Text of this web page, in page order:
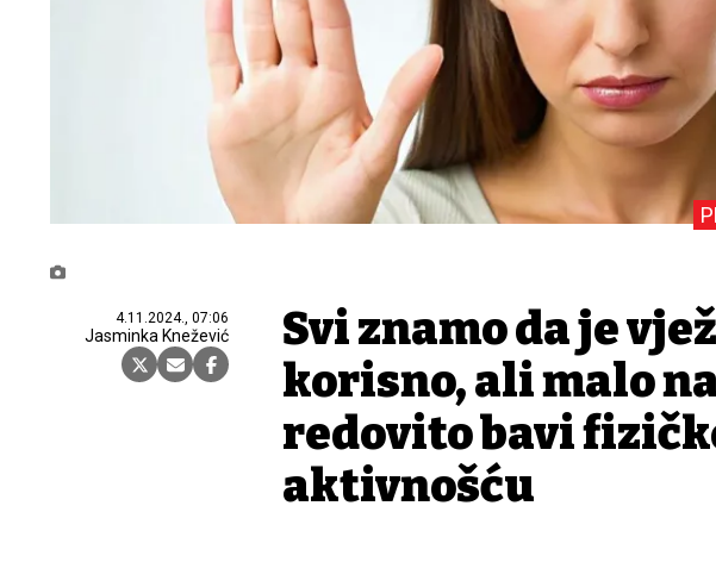
4.11.2024., 07:06
Jasminka Knežević
Svi znamo da je
korisno, ali malo
redovito bavi
aktivnošću